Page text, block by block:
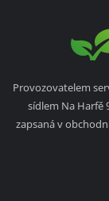
Provozovatelem
sídlem Na Harfě
zapsaná v